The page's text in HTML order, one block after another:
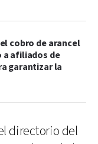
el cobro de arancel
afiliados de
garantizar la
directorio del